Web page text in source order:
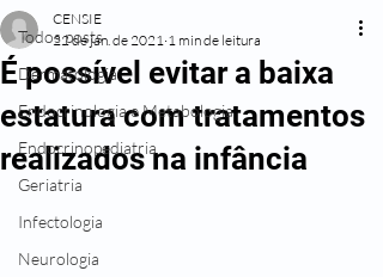
Todos posts
Dermatologia
Endocrinologia e Metabologia
Endocrinopediatria
Geriatria
Infectologia
Neurologia
É possível evitar a baixa
estatura com tratamentos
realizados na infância
CENSIE
22 de jan. de 2021 1 min de leitura